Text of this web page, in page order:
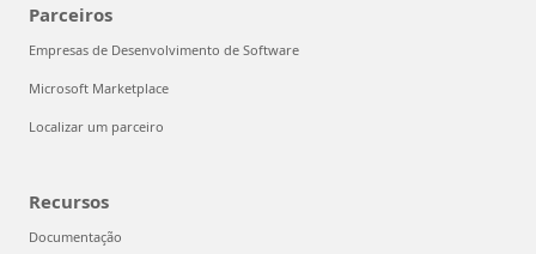
Parceiros
Empresas de Desenvolvimento de Software
Microsoft Marketplace
Localizar um parceiro
Recursos
Documentação